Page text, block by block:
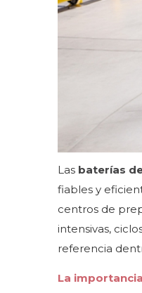
Las baterías
fiables y
centros de
intensivas,
referencia
La